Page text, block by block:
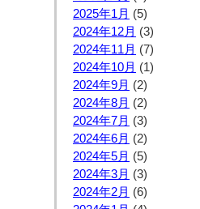
2025年1月 (5)
2024年12月 (3)
2024年11月 (7)
2024年10月 (1)
2024年9月 (2)
2024年8月 (2)
2024年7月 (3)
2024年6月 (2)
2024年5月 (5)
2024年3月 (3)
2024年2月 (6)